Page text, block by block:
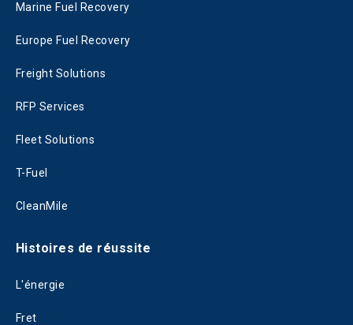
Marine Fuel Recovery
Europe Fuel Recovery
Freight Solutions
RFP Services
Fleet Solutions
T-Fuel
CleanMile
Histoires de réussite
L'énergie
Fret